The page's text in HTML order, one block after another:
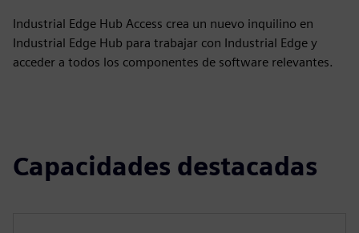
Industrial Edge Hub Access crea un nuevo inquilino en
Industrial Edge Hub para trabajar con Industrial Edge y
acceder a todos los componentes de software relevantes.
Capacidades destacadas